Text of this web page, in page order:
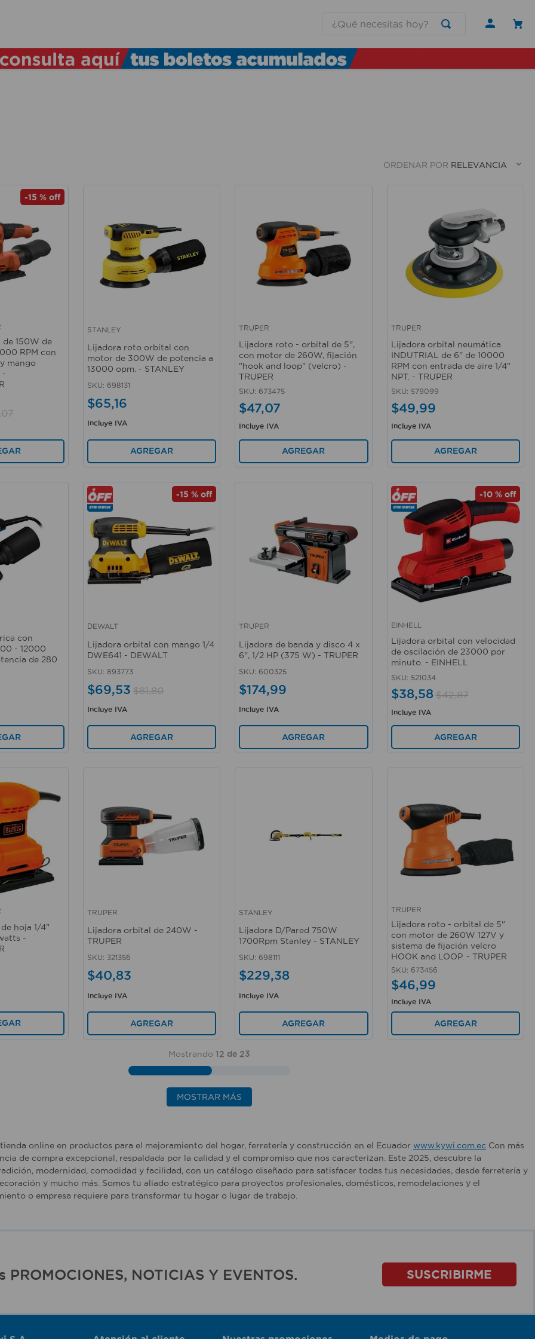
ORDENAR POR RELEVANCIA
-15 %off
150W de
RPM con
mango
-
07
Vista rápida
STANLEY
Lijadora roto orbital con
motor de 300W de potencia a
13000 opm. - STANLEY
SKU: 698131
$65,16
Incluye IVA
AGREGAR
Vista rápida
TRUPER
Lijadora roto - orbital de 5",
con motor de 260W, fijación
"hook and loop" (velcro) -
TRUPER
SKU: 673475
$47,07
Incluye IVA
AGREGAR
Vista rápida
TRUPER
Lijadora orbital neumática
INDUTRIAL de 6" de 10000
RPM con entrada de aire 1/4"
NPT. - TRUPER
SKU: 579099
$49,99
Incluye IVA
AGREGAR
con
- 12000
de 280
-15 % off
Vista rápida
DEWALT
Lijadora orbital con mango 1/4
DWE641 - DEWALT
SKU: 893773
$69,53 $81,80
Incluye IVA
AGREGAR
Vista rápida
TRUPER
Lijadora de banda y disco 4 x
6", 1/2 HP (375 W) - TRUPER
SKU: 600325
$174,99
Incluye IVA
AGREGAR
-10 % off
Vista rápida
EINHELL
Lijadora orbital con velocidad
de oscilación de 23000 por
minuto. - EINHELL
SKU: 521034
$38,58 $42,87
Incluye IVA
AGREGAR
hoja 1/4"
-
Vista rápida
TRUPER
Lijadora orbital de 240W -
TRUPER
SKU: 321356
$40,83
Incluye IVA
AGREGAR
Vista rápida
STANLEY
Lijadora D/Pared 750W
1700Rpm Stanley - STANLEY
SKU: 698111
$229,38
Incluye IVA
AGREGAR
TRUPER
Lijadora roto - orbital de 5"
con motor de 260W 127V y
sistema de fijación velcro
HOOK and LOOP. - TRUPER
SKU: 673456
$46,99
Incluye IVA
AGREGAR
Mostrando 12 de 23
MOSTRAR MÁS
online en productos para el mejoramiento del hogar, ferretería y construcción en el Ecuador www.kywi.com.ec Con más
de compra excepcional, respaldada por la calidad y el compromiso que nos caracterizan. Este 2025, descubre la
modernidad, comodidad y facilidad, con un catálogo diseñado para satisfacer todas tus necesidades, desde ferretería y
y mucho más. Somos tu aliado estratégico para proyectos profesionales, domésticos, remodelaciones y el
o empresa requiere para transformar tu hogar o lugar de trabajo.
NOTICIAS Y EVENTOS. SUSCRIBIRME
TÉRMINOS MÁS BUSCADOS
.
lamparas
cerradura
fregadero